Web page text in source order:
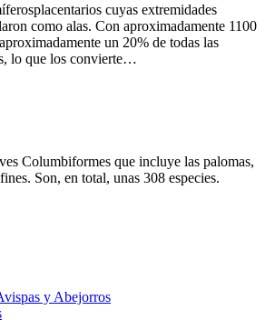
cuyas extremidades
como alas. Con aproximadamente 1100
un 20% de todas las
lo que los convierte…
Columbiformes que incluye las palomas,
Son, en total, unas 308 especies.
y Abejorros